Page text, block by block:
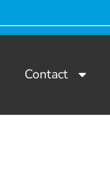
Contact